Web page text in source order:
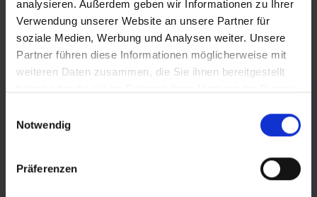
analysieren. Außerdem geben wir Informationen zu Ihrer
Verwendung unserer Website an unsere Partner für
soziale Medien, Werbung und Analysen weiter. Unsere
Partner führen diese Informationen möglicherweise mit
weiteren Daten zusammen, die Sie ihnen bereitgestellt
Notwendig
Präferenzen
RSS FEED
FÖRDERER DES SPORTS IN SACHSEN-ANHALT